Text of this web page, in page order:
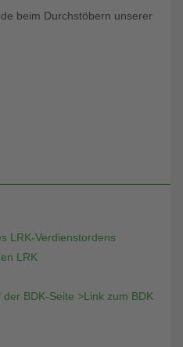
beim Durchstöbern unserer
LRK-Verdienstordens
LRK
BDK-Seite >Link zum BDK